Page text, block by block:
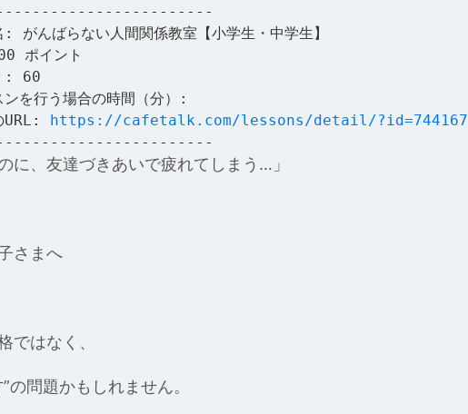
: がんばらない人間関係教室【小学生・中学生】
ポイント
: 60
ンを行う場合の時間（分）:
URL: https://cafetalk.com/lessons/detail/?id=744167
に、友達づきあいで疲れてしまう…」
さまへ
ではなく、
の問題かもしれません。